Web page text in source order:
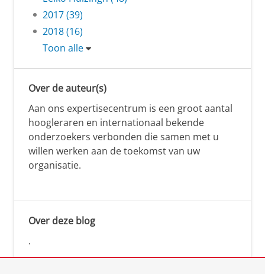
2017 (39)
2018 (16)
Toon alle
Over de auteur(s)
Aan ons expertisecentrum is een groot aantal
hoogleraren en internationaal bekende
onderzoekers verbonden die samen met u
willen werken aan de toekomst van uw
organisatie.
Over deze blog
.